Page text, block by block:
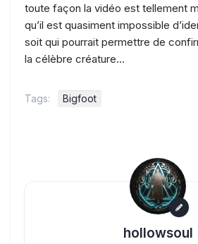
toute façon la vidéo est tellement
qu’il est quasiment impossible
soit qui pourrait permettre de
la célèbre créature…
Tags: Bigfoot
hollowsoul